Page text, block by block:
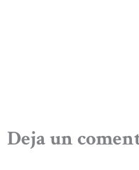
Deja un